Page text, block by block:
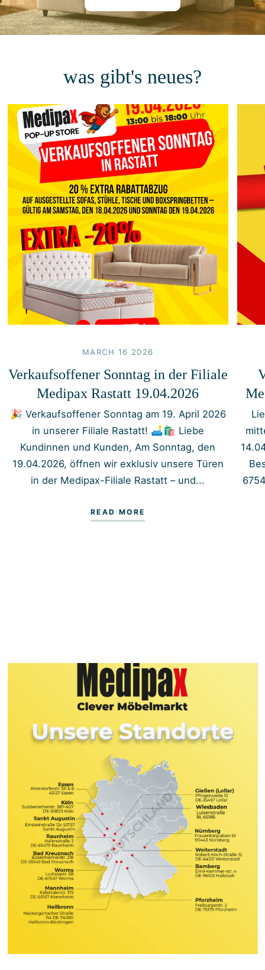
was gibt's neues?
MARCH 16 2026
Verkaufsoffener Sonntag in der Filiale
Medipax Rastatt 19.04.2026
🎉 Verkaufsoffener Sonntag am 19. April 2026
in unserer Filiale Rastatt! 🛋️🛍️ Liebe
Kundinnen und Kunden, Am Sonntag, den
19.04.2026, öffnen wir exklusiv unsere Türen
in der Medipax-Filiale Rastatt – und...
READ MORE